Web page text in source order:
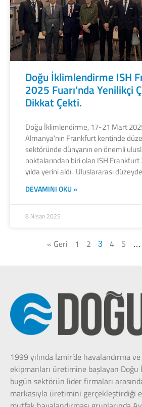
Doğu İklimlendirme ISH
2025 Fuarı’nda Yenilikçi
Dikkat Çekti.
Doğu İklimlendirme, 17-21 Mart
Almanya’nın Frankfurt kentinde
sektöründe dünyanın en önemli
noktalarından biri olan ISH Frankfurt
yılda yerini aldı. Uluslararası
DEVAMINI OKU »
8 Nisan 2025
« Geri 1 2 3 4 5 …
1999 yılında İzmir’de havalandırma
ekipmanları üretimine başlayan
bugün sektörün lider firmaları
markasıyla üretimini gerçekleştirdiği